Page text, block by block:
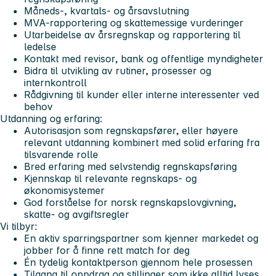
Måneds-, kvartals- og årsavslutning
MVA-rapportering og skattemessige vurderinger
Utarbeidelse av årsregnskap og rapportering til
ledelse
Kontakt med revisor, bank og offentlige myndigheter
Bidra til utvikling av rutiner, prosesser og
internkontroll
Rådgivning til kunder eller interne interessenter ved
behov
Utdanning og erfaring:
Autorisasjon som regnskapsfører, eller høyere
relevant utdanning kombinert med solid erfaring fra
tilsvarende rolle
Bred erfaring med selvstendig regnskapsføring
Kjennskap til relevante regnskaps- og
økonomisystemer
God forståelse for norsk regnskapslovgivning,
skatte- og avgiftsregler
Vi tilbyr:
En aktiv sparringspartner som kjenner markedet og
jobber for å finne rett match for deg
Én tydelig kontaktperson gjennom hele prosessen